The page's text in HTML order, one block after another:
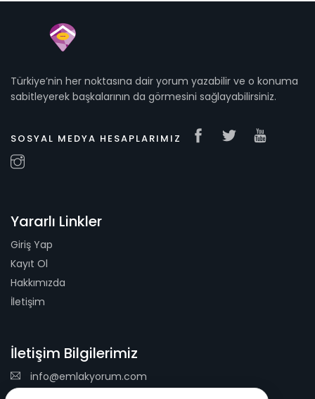
Türkiye’nin her noktasına dair yorum yazabilir ve o konuma
sabitleyerek başkalarının da görmesini sağlayabilirsiniz.
SOSYAL MEDYA HESAPLARIMIZ
Yararlı Linkler
Giriş Yap
Kayıt Ol
Hakkımızda
İletişim
İletişim Bilgilerimiz
info@emlakyorum.com